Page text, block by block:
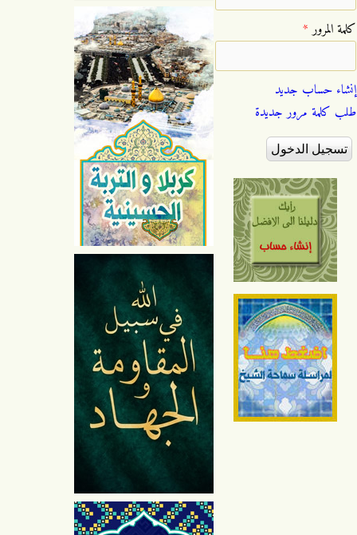
‏كلمة المرور ‏*
إنشاء حساب جديد
طلب كلمة مرور جديدة